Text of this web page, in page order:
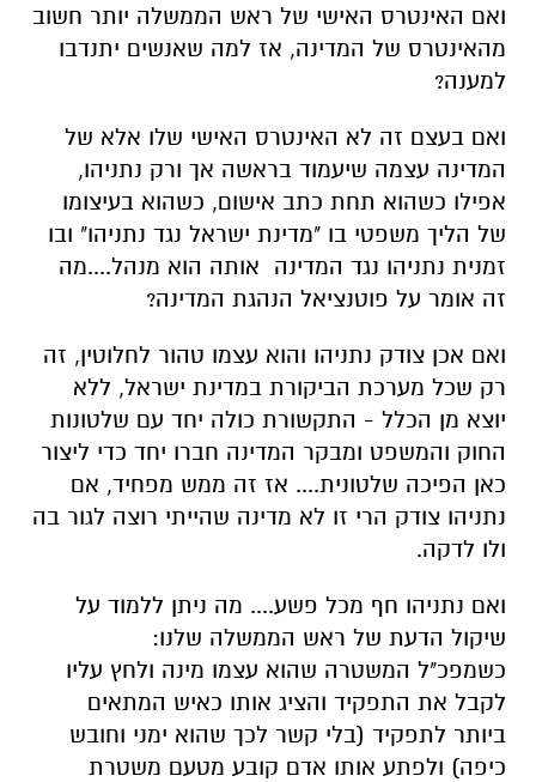
ואם האינטרס האישי של ראש הממשלה יותר חשוב
מהאינטרס של המדינה, אז למה שאנשים יתנדבו
למענה?
ואם בעצם זה לא האינטרס האישי שלו אלא של
המדינה עצמה שיעמוד בראשה אך ורק נתניהו,
אפילו כשהוא תחת כתב אישום, כשהוא בעיצומו
של הליך משפטי בו "מדינת ישראל נגד נתניהו" ובו
זמנית נתניהו נגד המדינה אותה הוא מנהל....מה
זה אומר על פוטנציאל הנהגת המדינה?
ואם אכן צודק נתניהו והוא עצמו טהור לחלוטין, זה
רק שכל מערכת הביקורת במדינת ישראל, ללא
יוצא מן הכלל - התקשורת כולה יחד עם שלטונות
החוק והמשפט ומבקר המדינה חברו יחד כדי ליצור
כאן הפיכה שלטונית.... אז זה ממש מפחיד, אם
נתניהו צודק הרי זו לא מדינה שהייתי רוצה לגור בה
ולו לדקה.
ואם נתניהו חף מכל פשע.... מה ניתן ללמוד על
שיקול הדעת של ראש הממשלה שלנו:
כשמפכ"ל המשטרה שהוא עצמו מינה ולחץ עליו
לקבל את התפקיד והציג אותו כאיש המתאים
ביותר לתפקיד (בלי קשר לכך שהוא ימני וחובש
כיפה) ולפתע אותו אדם קובע מטעם משטרת